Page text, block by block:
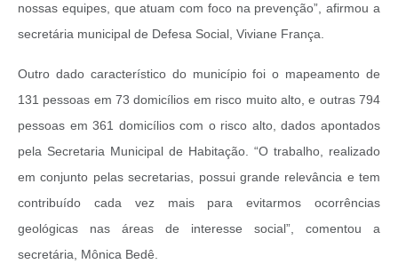
nossas equipes, que atuam com foco na prevenção”, afirmou a
secretária municipal de Defesa Social, Viviane França.
Outro dado característico do município foi o mapeamento de
131 pessoas em 73 domicílios em risco muito alto, e outras 794
pessoas em 361 domicílios com o risco alto, dados apontados
pela Secretaria Municipal de Habitação. “O trabalho, realizado
em conjunto pelas secretarias, possui grande relevância e tem
contribuído cada vez mais para evitarmos ocorrências
geológicas nas áreas de interesse social”, comentou a
secretária, Mônica Bedê.